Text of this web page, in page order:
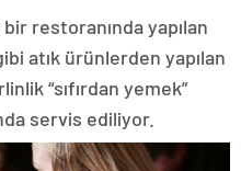
restoranında yapılan
atık ürünlerden yapılan
“sıfırdan yemek”
servis ediliyor.